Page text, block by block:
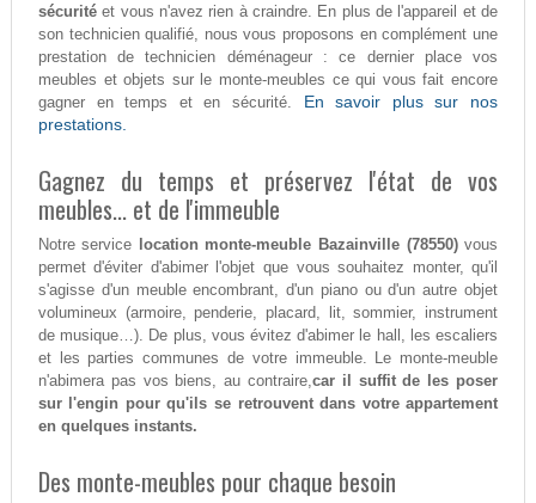
sécuritéet vous n'avez rien à craindre. En plus de l'appareil et de
son technicien qualifié, nous vous proposons en complément une
prestation de technicien déménageur : ce dernier place vos
meubles et objets sur le monte-meubles ce qui vous fait encore
gagner en temps et en sécurité. En savoir plus sur nos
prestations.
Gagnez du temps et préservez l'état de vos
meubles... et de l'immeuble
Notre service location monte-meuble Bazainville (78550)vous
permet d'éviter d'abimer l'objet que vous souhaitez monter, qu'il
s'agisse d'un meuble encombrant, d'un piano ou d'un autre objet
volumineux (armoire, penderie, placard, lit, sommier, instrument
de musique…). De plus, vous évitez d'abimer le hall, les escaliers
et les parties communes de votre immeuble. Le monte-meuble
n'abimera pas vos biens, au contraire,car il suffit de les poser
sur l'engin pour qu'ils se retrouvent dans votre appartement
en quelques instants.
Des monte-meubles pour chaque besoin